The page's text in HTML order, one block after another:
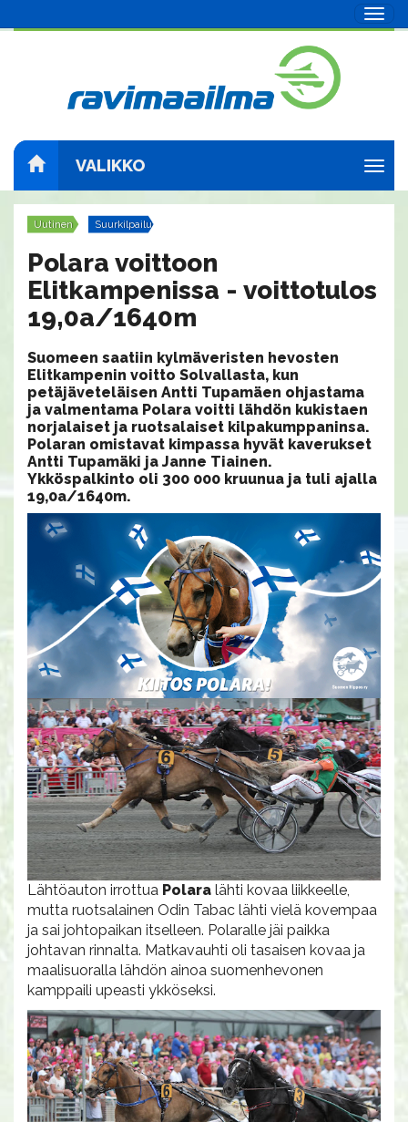
VALIKKO
Uutinen Suurkilpailut
Polara voittoon
Elitkampenissa - voittotulos
19,0a/1640m
Suomeen saatiin kylmäveristen hevosten
Elitkampenin voitto Solvallasta, kun
petäjäveteläisen Antti Tupamäen ohjastama
ja valmentama Polara voitti lähdön kukistaen
norjalaiset ja ruotsalaiset kilpakumppaninsa.
Polaran omistavat kimpassa hyvät kaverukset
Antti Tupamäki ja Janne Tiainen.
Ykköspalkinto oli 300 000 kruunua ja tuli ajalla
19,0a/1640m.
Lähtöauton irrottua Polara lähti kovaa liikkeelle,
mutta ruotsalainen Odin Tabac lähti vielä kovempaa
ja sai johtopaikan itselleen. Polaralle jäi paikka
johtavan rinnalta. Matkavauhti oli tasaisen kovaa ja
maalisuoralla lähdön ainoa suomenhevonen
kamppaili upeasti ykköseksi.